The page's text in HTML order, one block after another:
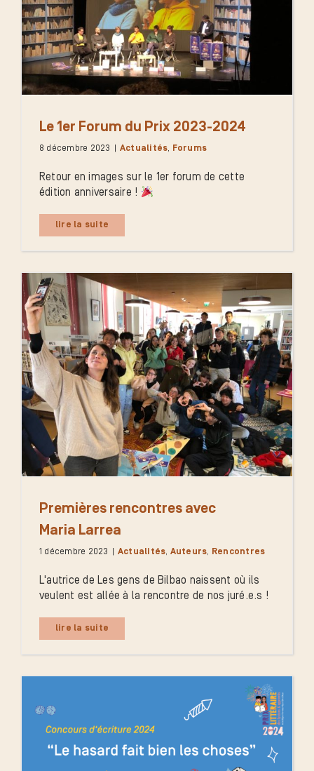
Le 1er Forum du Prix 2023-2024
8 décembre 2023 Actualités, Forums
Retour en images sur le 1er forum de cette
édition anniversaire !
lire la suite
Premières rencontres avec
Maria Larrea
1 décembre 2023 Actualités, Auteurs, Rencontres
L'autrice de Les gens de Bilbao naissent où ils
veulent est allée à la rencontre de nos juré.e.s !
lire la suite